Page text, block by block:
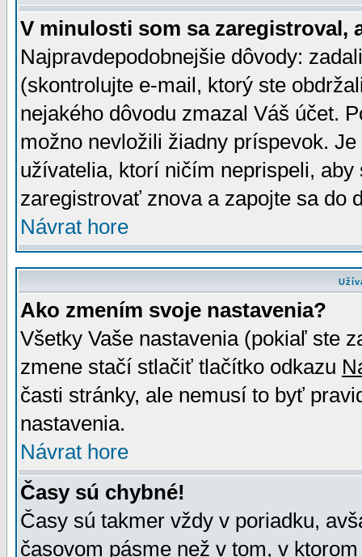
V minulosti som sa zaregistroval,
Najpravdepodobnejšie dôvody:
(skontrolujte e-mail, ktorý ste
nejakého dôvodu zmazal Váš účet.
možno nevložili žiadny príspevok.
užívatelia, ktorí ničím neprispeli,
zaregistrovať znova a zapojte sa do
Návrat hore
Ako zmením svoje nastavenia?
Všetky Vaše nastavenia (pokiaľ ste
zmene stačí stlačiť tlačítko odkazu
časti stránky, ale nemusí to byť
nastavenia.
Návrat hore
Časy sú chybné!
Časy sú takmer vždy v poriadku,
časovom pásme než v tom, v